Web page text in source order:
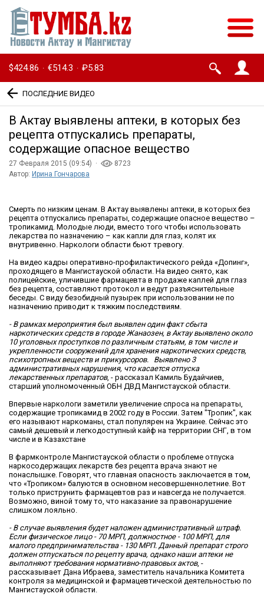
$424.86 · €514.3 · ₽5.83
ПОСЛЕДНИЕ ВИДЕО
В Актау выявлены аптеки, в которых без
рецепта отпускались препараты,
содержащие опасное вещество
27 Февраля 2015 (09:54) ·
8723
Автор: Ирина Гончарова
Смерть по низким ценам. В Актау выявлены аптеки, в которых без
рецепта отпускались препараты, содержащие опасное вещество –
тропикамид. Молодые люди, вместо того чтобы использовать
лекарства по назначению – как капли для глаз, колят их
внутривенно. Наркологи области бьют тревогу.
На видео кадры оперативно-профилактического рейда «Допинг»,
проходящего в Мангистауской области. На видео снято, как
полицейские, уличившие фармацевта в продаже каплей для глаз
без рецепта, составляют протокол и ведут разъяснительные
беседы. С виду безобидный пузырек при использовании не по
назначению приводит к тяжким последствиям.
- В рамках мероприятия был выявлен один факт сбыта
наркотических средств в городе Жанаозен, в Актау выявлено около
10 уголовных проступков по различным статьям, в том числе и
укрепленности сооружений для хранения наркотических средств,
психотропных веществ и прикурсоров. Выявлено 3
административных нарушения, что касается отпуска
лекарственных препаратов, - рассказал Камиль Будайчиев,
старший уполномоченный ОБН ДВД Мангистауской области.
Впервые наркологи заметили увеличение спроса на препараты,
содержащие тропикамид в 2002 году в России. Затем "Тропик", как
его называют наркоманы, стал популярен на Украине. Сейчас это
самый дешевый и легкодоступный кайф на территории СНГ, в том
числе и в Казахстане
В фармконтроле Мангистауской области о проблеме отпуска
наркосодержащих лекарств без рецепта врача знают не
понаслышке. Говорят, что главная опасность заключается в том,
что «Тропиком» балуются в основном несовершеннолетние. Вот
только приструнить фармацевтов раз и навсегда не получается.
Возможно, виной тому то, что наказание за правонарушение
слишком лояльно.
- В случае выявления будет наложен административный штраф.
Если физическое лицо - 70 МРП, должностное - 100 МРП, для
малого предпринимательства - 130 МРП. Данный препарат строго
должен отпускаться по рецепту врача, однако наши аптеки не
выполняют требования нормативно-правовых актов, -
рассказывает Дана Ибраева, заместитель начальника Комитета
контроля за медицинской и фармацевтической деятельностью по
Мангистауской области.